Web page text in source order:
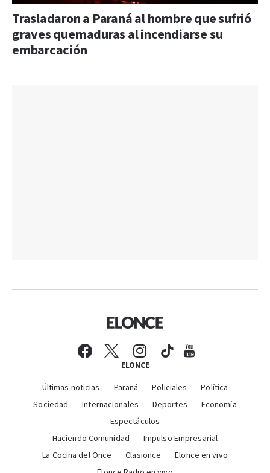
Trasladaron a Paraná al hombre que sufrió
graves quemaduras al incendiarse su
embarcación
ELONCE
Últimas noticias Paraná Policiales
Política
Sociedad
Internacionales Deportes
Economía
Espectáculos
Haciendo Comunidad
Impulso Empresarial
La Cocina del Once
Clasionce
Elonce en vivo